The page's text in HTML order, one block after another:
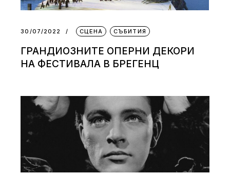
30/07/2022 СЦЕНА СЪБИТИЯ
ГРАНДИОЗНИТЕ ОПЕРНИ ДЕКОРИ
НА ФЕСТИВАЛА В БРЕГЕНЦ